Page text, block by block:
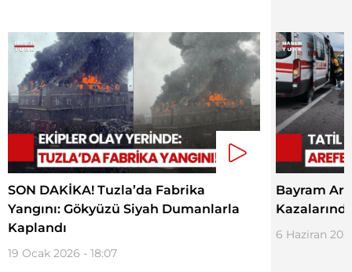
SON DAKİKA! Tuzla’da Fabrika
Yangını: Gökyüzü Siyah Dumanlarla
Kaplandı
19 Ocak 2026 - 18:07
Bayram
6 Haziran